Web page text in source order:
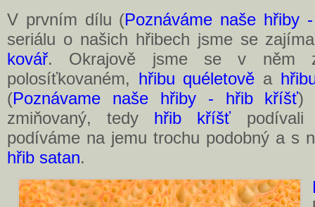
V prvním dílu (Poznáváme naše hřiby
seriálu o našich hřibech jsme se
kovář. Okrajově jsme se v něm
polosíťkovaném, hřibu quéletově a
(Poznávame naše hřiby - hřib kříšť)
zmiňovaný, tedy hřib kříšťpodívali
podíváme na jemu trochu podobný a s
hřib satan.